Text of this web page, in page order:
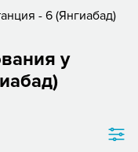
- 6 (Янгиабад)
у